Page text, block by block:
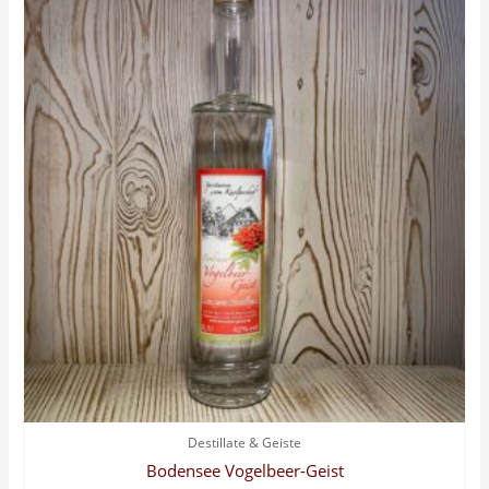
Destillate & Geiste
Bodensee Vogelbeer-Geist